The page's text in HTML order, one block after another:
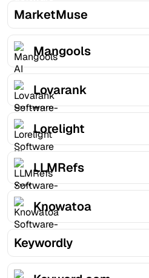
MarketMuse
Mangools
Lovarank
Lorelight
LLMRefs
Knowatoa
Keywordly